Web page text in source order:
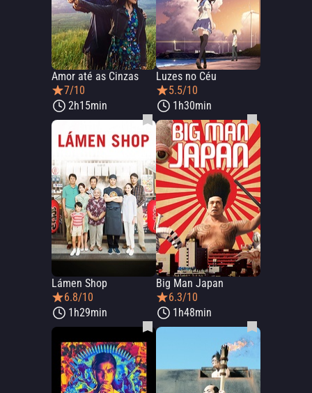
Amor até as Cinzas
7/10
2h15min
Luzes no Céu
5.5/10
1h30min
Lámen Shop
6.8/10
1h29min
Big Man Japan
6.3/10
1h48min